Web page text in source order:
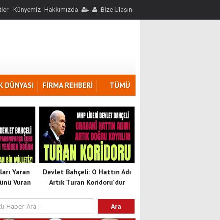
Künyemiz Hakkımızda Bize Ulaşın
DÜNYASI FİRMA REHBERİ TÜMÜ
Devlet Bahçeli: O Hattın Adı
Artık Turan Koridoru'dur
Yaran
Vuran